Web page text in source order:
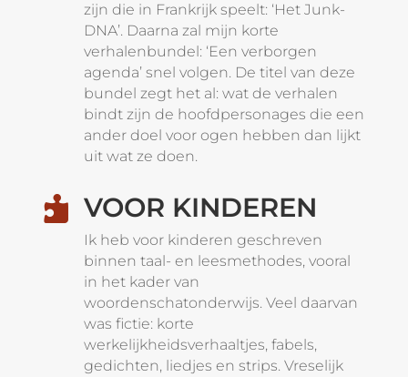
zijn die in Frankrijk speelt: ‘Het Junk-
DNA’. Daarna zal mijn korte
verhalenbundel: ‘Een verborgen
agenda’ snel volgen. De titel van deze
bundel zegt het al: wat de verhalen
bindt zijn de hoofdpersonages die een
ander doel voor ogen hebben dan lijkt
uit wat ze doen.
 VOOR KINDEREN
Ik heb voor kinderen geschreven
binnen taal- en leesmethodes, vooral
in het kader van
woordenschatonderwijs. Veel daarvan
was fictie: korte
werkelijkheidsverhaaltjes, fabels,
gedichten, liedjes en strips. Vreselijk